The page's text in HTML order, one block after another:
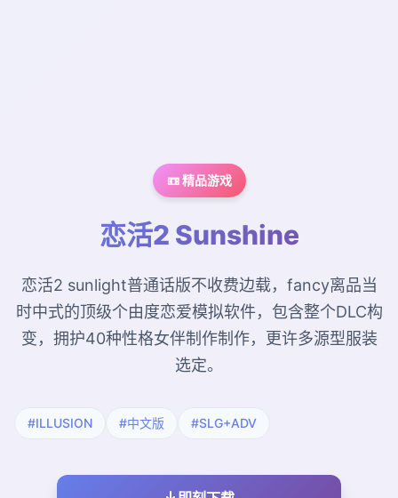
📼 精品游戏
恋活2 Sunshine
恋活2 sunlight普通话版不收费边载，fancy离品当
时中式的顶级个由度恋爱模拟软件，包含整个DLC构
变，拥护40种性格女伴制作制作，更许多源型服装
选定。
#ILLUSION #中文版 #SLG+ADV